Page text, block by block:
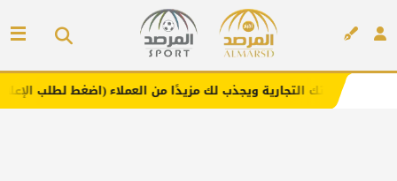
ويجذب لك مزيدًا من العملاء (اضغط لطلب الإعلان)